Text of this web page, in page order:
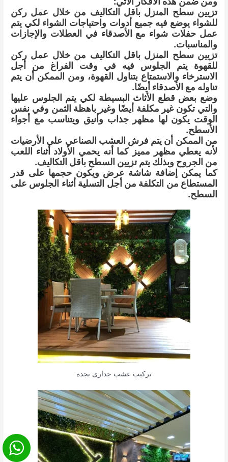
تزيين سطح المنزل باقل التكاليف من خلال عمل ركن
للشواء يوضع فيه جميع أدوات واحتياجات الشواء لكي يتم
عمل حفلات شواء مع الأصدقاء في العطلات والإجازات
والمناسبات.
تزيين سطح المنزل باقل التكاليف من خلال عمل ركن
للقهوة يتم الجلوس فيه في وقت الفراغ من أجل
الاسترخاء والاستمتاع بتناول القهوة، ومن الممكن أن يتم
تناوله مع الأصدقاء أيضًا.
وضع بعض قطع الأثاث البسيطة لكي يتم الجلوس عليها
والتي تكون غير مكلفة أيضًا وغير باهظة الثمن وفي نفس
الوقت يكون لها مظهر جذاب وأنيق ويتناسب مع أجواء
الأسطح.
من الممكن أن يتم فرش العشب الصناعي على الأرضيات
لأنه يعطي مظهر مميز كما أنه يحمي الأولاد أثناء اللعب
من الجروح وبذلك يتم تزيين السطح باقل التكاليف.
كما يمكن إضافة شاشة عرض ويكون حجمها على قدر
المستطاع من التكلفة من أجل التسلية أثناء الجلوس على
السطح.
تركيب عشب جدارى بجدة